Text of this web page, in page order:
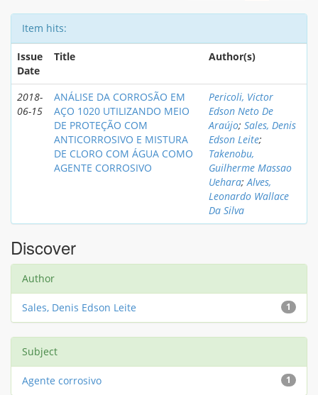
Item hits:
Issue
Date
Title Author(s)
2018-
06-15
ANÁLISE DA CORROSÃO EM
AÇO 1020 UTILIZANDO MEIO
DE PROTEÇÃO COM
ANTICORROSIVO E MISTURA
DE CLORO COM ÁGUA COMO
AGENTE CORROSIVO
Pericoli, Victor
Edson Neto De
Araújo; Sales, Denis
Edson Leite;
Takenobu,
Guilherme Massao
Uehara;Alves,
Leonardo Wallace
Da Silva
Discover
Author
1
Sales, Denis Edson Leite
Subject
1
Agente corrosivo